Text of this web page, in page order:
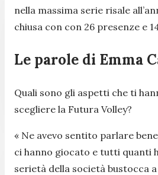
nella massima serie risale
chiusa con con 26 presenze e
Le parole di Emma
Quali sono gli aspetti che ti
scegliere la Futura Volley?
« Ne avevo sentito parlare
ci hanno giocato e tutti quanti
serietà della società bustocca